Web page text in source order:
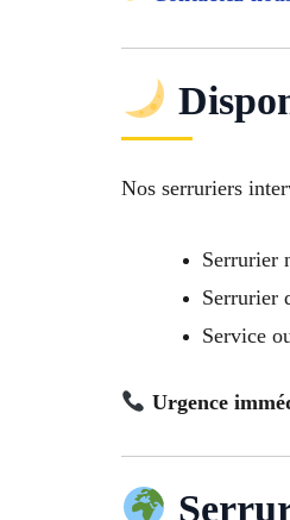
Nos serruriers
Serrurier
Serrurier
Service
Urgence